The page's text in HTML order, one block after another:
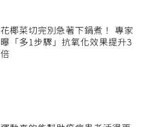
花椰菜切完別急著下鍋煮！ 專家
曝「多1步驟」抗氧化效果提升3
倍